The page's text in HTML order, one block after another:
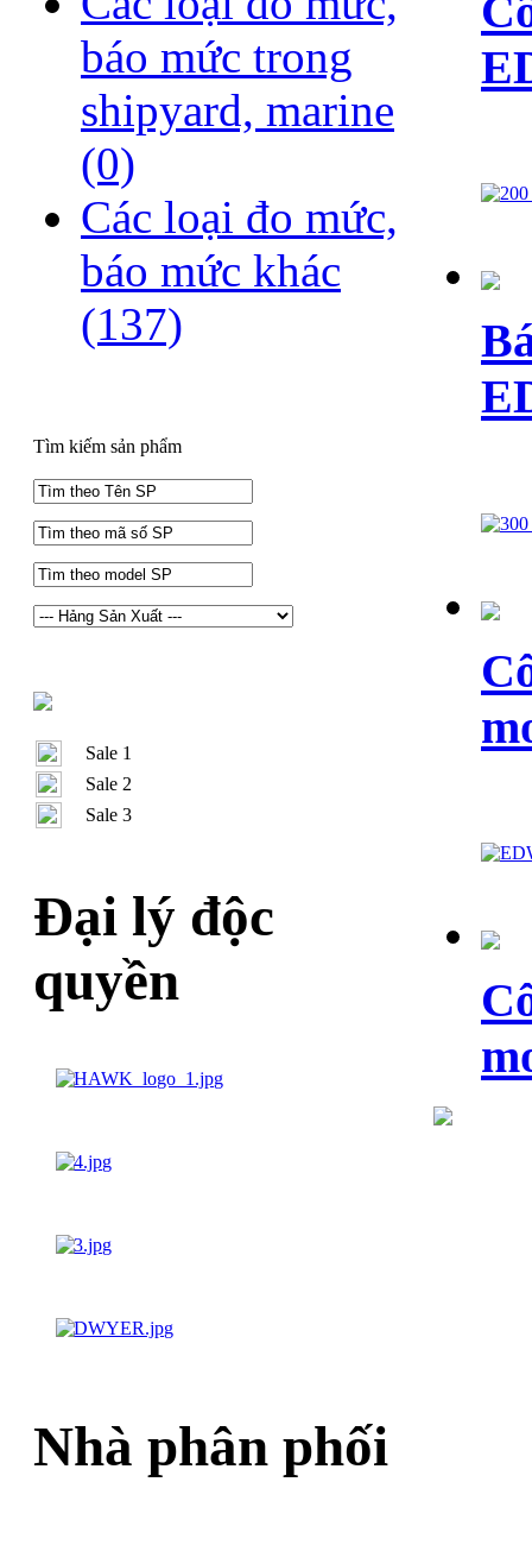
báo mức trong
shipyard, marine
(0)
Các loại đo mức,
báo mức khác
(137)
Tìm kiếm sản phẩm
Sale 1
Sale 2
Sale 3
Đại lý độc
quyền
Nhà phân phối